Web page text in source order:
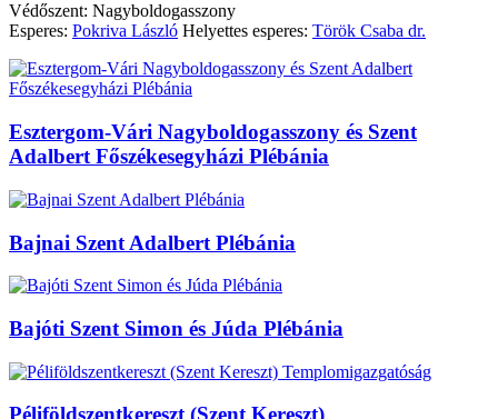
Védőszent: Nagyboldogasszony
Esperes: Pokriva László Helyettes esperes: Török Csaba dr.
Esztergom-Vári Nagyboldogasszony és Szent
Adalbert Főszékesegyházi Plébánia
Bajnai Szent Adalbert Plébánia
Bajóti Szent Simon és Júda Plébánia